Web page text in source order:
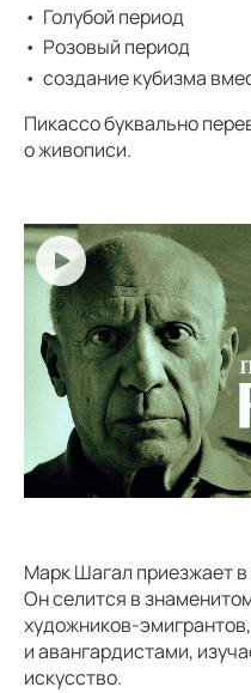
Голубой период
Розовый период
создание кубизма
Пикассо буквально
о живописи.
Марк Шагал приезжает в
Он селится в
художников-
и авангардистами,
искусство.